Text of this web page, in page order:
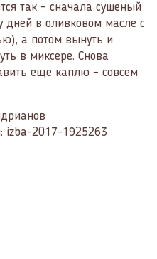
так – сначала сушеный
дней в оливковом масле с
а потом вынуть и
в миксере. Снова
еще каплю – совсем
izba-2017-1925263